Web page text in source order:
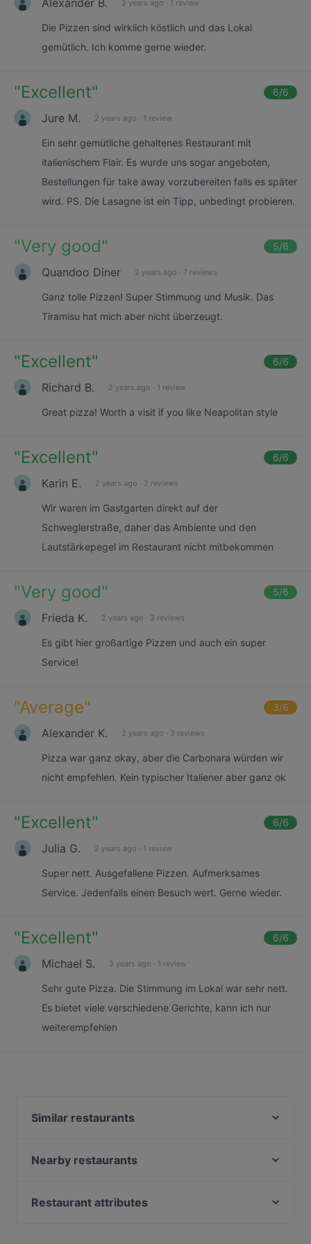
2 years ago · 1 review
Die Pizzen sind wirklich köstlich und das Lokal
gemütlich. Ich komme gerne wieder.
"Excellent" 6/6
Jure M. 2 years ago · 1 review
Ein sehr gemütliche gehaltenes Restaurant mit
italienischem Flair. Es wurde uns sogar angeboten,
Bestellungen für take away vorzubereiten falls es später
wird. PS. Die Lasagne ist ein Tipp, unbedingt probieren.
"Very good" 5/6
Quandoo Diner 2 years ago · 7 reviews
Ganz tolle Pizzen! Super Stimmung und Musik. Das
Tiramisu hat mich aber nicht überzeugt.
"Excellent" 6/6
Richard B. 2 years ago · 1 review
Great pizza! Worth a visit if you like Neapolitan style
"Excellent" 6/6
Karin E. 2 years ago · 2 reviews
Wir waren im Gastgarten direkt auf der
Schweglerstraße, daher das Ambiente und den
Lautstärkepegel im Restaurant nicht mitbekommen
"Very good" 5/6
Frieda K. 2 years ago · 3 reviews
Es gibt hier großartige Pizzen und auch ein super
Service!
"Average" 3/6
Alexander K. 2 years ago · 3 reviews
Pizza war ganz okay, aber die Carbonara würden wir
nicht empfehlen. Kein typischer Italiener aber ganz ok
"Excellent" 6/6
Julia G. 2 years ago · 1 review
Super nett. Ausgefallene Pizzen. Aufmerksames
Service. Jedenfalls einen Besuch wert. Gerne wieder.
"Excellent" 6/6
Michael S. 3 years ago · 1 review
Sehr gute Pizza. Die Stimmung im Lokal war sehr nett.
Es bietet viele verschiedene Gerichte, kann ich nur
weiterempfehlen
Similar restaurants
Casa Miorita
Nearby restaurants
Gong By Laolao
Restaurant attributes